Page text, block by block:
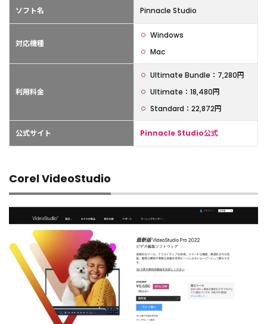
ソフト名 Pinnacle Studio
対応機種
Windows
Mac
利用料金
Ultimate Bundle：7,280円
Ultimate：18,480円
Standard：22,872円
公式サイト Pinnacle Studio公式
Corel VideoStudio